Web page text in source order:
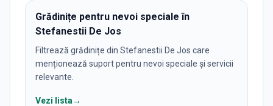
Grădinițe pentru nevoi speciale în
Stefanestii De Jos
Filtrează grădinițe din Stefanestii De Jos care
menționează suport pentru nevoi speciale și servicii
relevante.
Vezi lista→